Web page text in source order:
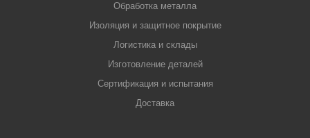
Обработка металла
Изоляция и защитное покрытие
Логистика и склады
Изготовление деталей
Сертификация и испытания
Доставка